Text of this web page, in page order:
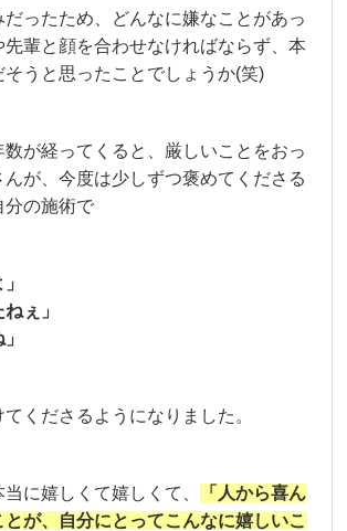
ったため、どんなに嫌なことがあっ
先輩と顔を合わせなければならず、本
そうと思ったことでしょうか(笑)
数が経ってくると、厳しいことをおっ
んが、今度は少しずつ褒めてくださる
分の施術で
ぇ」
くださるようになりました。
に嬉しくて嬉しくて、
「人から喜ん
が、自分にとってこんなに嬉しいこ